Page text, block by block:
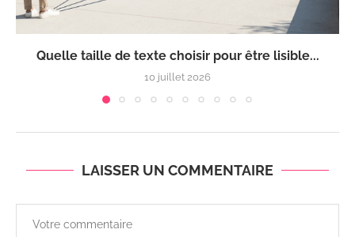
Quelle taille de texte choisir pour être lisible...
10 juillet 2026
LAISSER UN COMMENTAIRE